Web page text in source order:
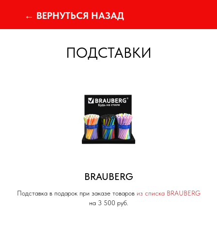
← ВЕРНУТЬСЯ НАЗАД
ПОДСТАВКИ
BRAUBERG
Подставка в подарок при заказе товаров из списка BRAUBERG
на 3 500 руб.